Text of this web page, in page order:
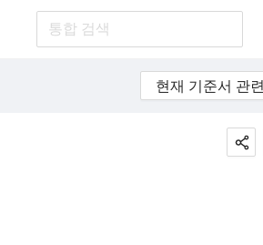
현재 기준서 관련